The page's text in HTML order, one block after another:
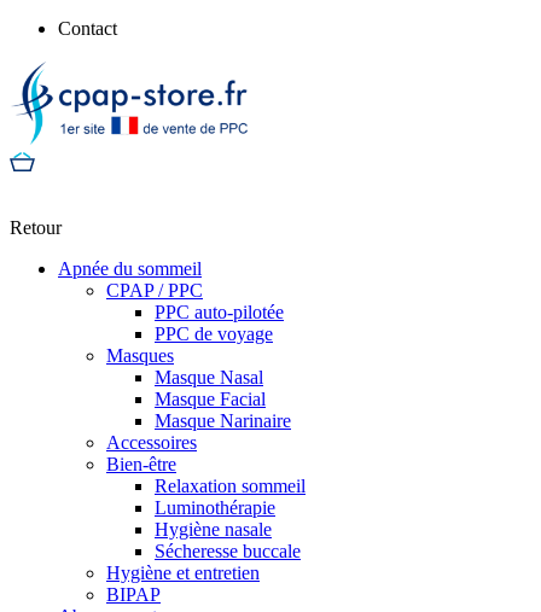
Contact
Retour
Apnée du sommeil
CPAP / PPC
PPC auto-pilotée
PPC de voyage
Masques
Masque Nasal
Masque Facial
Masque Narinaire
Accessoires
Bien-être
Relaxation sommeil
Luminothérapie
Hygiène nasale
Sécheresse buccale
Hygiène et entretien
BIPAP